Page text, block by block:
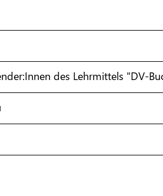
des Lehrmittels "DV-